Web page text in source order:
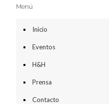
Menú
Inicio
Eventos
H&H
Prensa
Contacto